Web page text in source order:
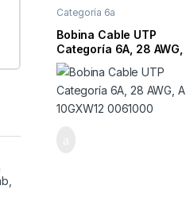
Categoría 6a
Bobina Cable UTP
Categoría 6A, 28 AWG,
Azul, 10GXW12 0061000